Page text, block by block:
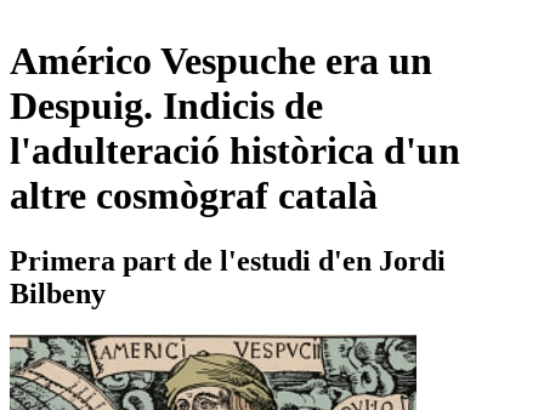
Américo Vespuche era un
Despuig. Indicis de
l'adulteració històrica d'un
altre cosmògraf català
Primera part de l'estudi d'en Jordi
Bilbeny